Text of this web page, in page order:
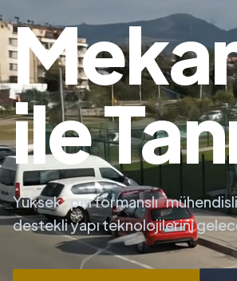
ile
Yüksek performanslı
destekli yapı teknolojilerini